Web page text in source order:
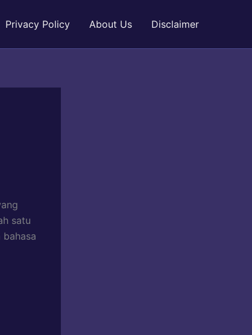
Privacy Policy About Us Disclaimer
satu